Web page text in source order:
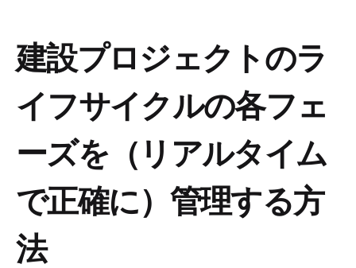
建設プロジェクトのラ
イフサイクルの各フェ
ーズを（リアルタイム
で正確に）管理する方
法